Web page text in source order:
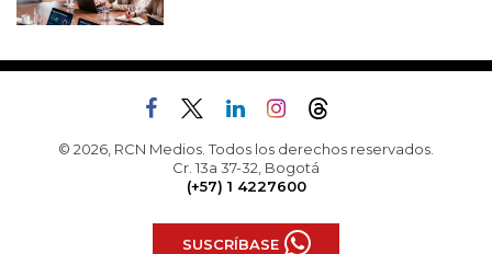
© 2026, RCN Medios. Todos los derechos reservados.
Cr. 13a 37-32, Bogotá
(+57) 1 4227600
SUSCRÍBASE